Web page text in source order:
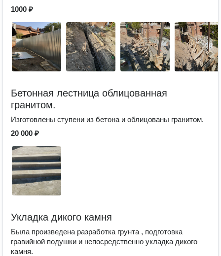
1000 ₽
Бетонная лестница облицованная
гранитом.
Изготовлены ступени из бетона и облицованы гранитом.
20 000 ₽
Укладка дикого камня
Была произведена разработка грунта , подготовка
гравийной подушки и непосредственно укладка дикого
камня.